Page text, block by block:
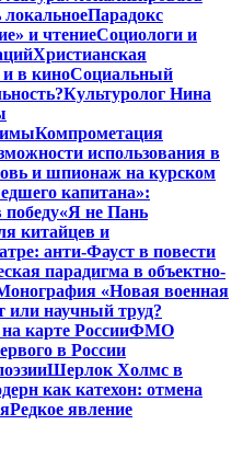
локальноеПарадокс
и чтениеСоциологи и
Христианская
и в киноСоциальный
Культуролог Нина
Компрометация
использования в
и шпионаж на курском
капитана»:
«Я не Пань
китайцев и
анти-Фауст в повести
парадигма в объектно-
«Новая военная
или научный труд?
карте РоссииФМО
в России
Шерлок Холмс в
как катехон: отмена
Редкое явление